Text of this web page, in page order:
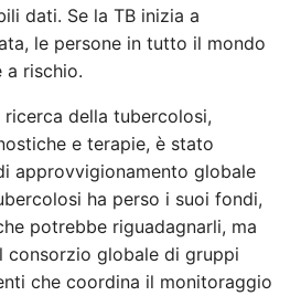
dati. Se la TB inizia a
le persone in tutto il mondo
a rischio.
della tubercolosi,
e terapie, è stato
approvvigionamento globale
ha perso i suoi fondi,
potrebbe riguadagnarli, ma
consorzio globale di gruppi
che coordina il monitoraggio